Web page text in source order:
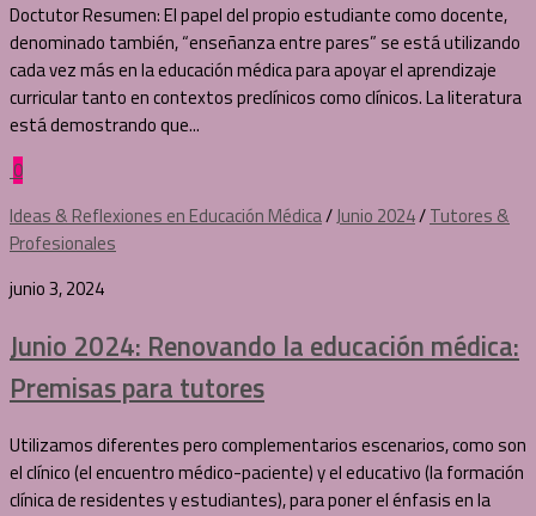
Doctutor Resumen: El papel del propio estudiante como docente,
denominado también, “enseñanza entre pares” se está utilizando
cada vez más en la educación médica para apoyar el aprendizaje
curricular tanto en contextos preclínicos como clínicos. La literatura
está demostrando que...
0
Ideas & Reflexiones en Educación Médica/Junio 2024/Tutores &
Profesionales
junio 3, 2024
Junio 2024: Renovando la educación médica:
Premisas para tutores
Utilizamos diferentes pero complementarios escenarios, como son
el clínico (el encuentro médico-paciente) y el educativo (la formación
clínica de residentes y estudiantes), para poner el énfasis en la